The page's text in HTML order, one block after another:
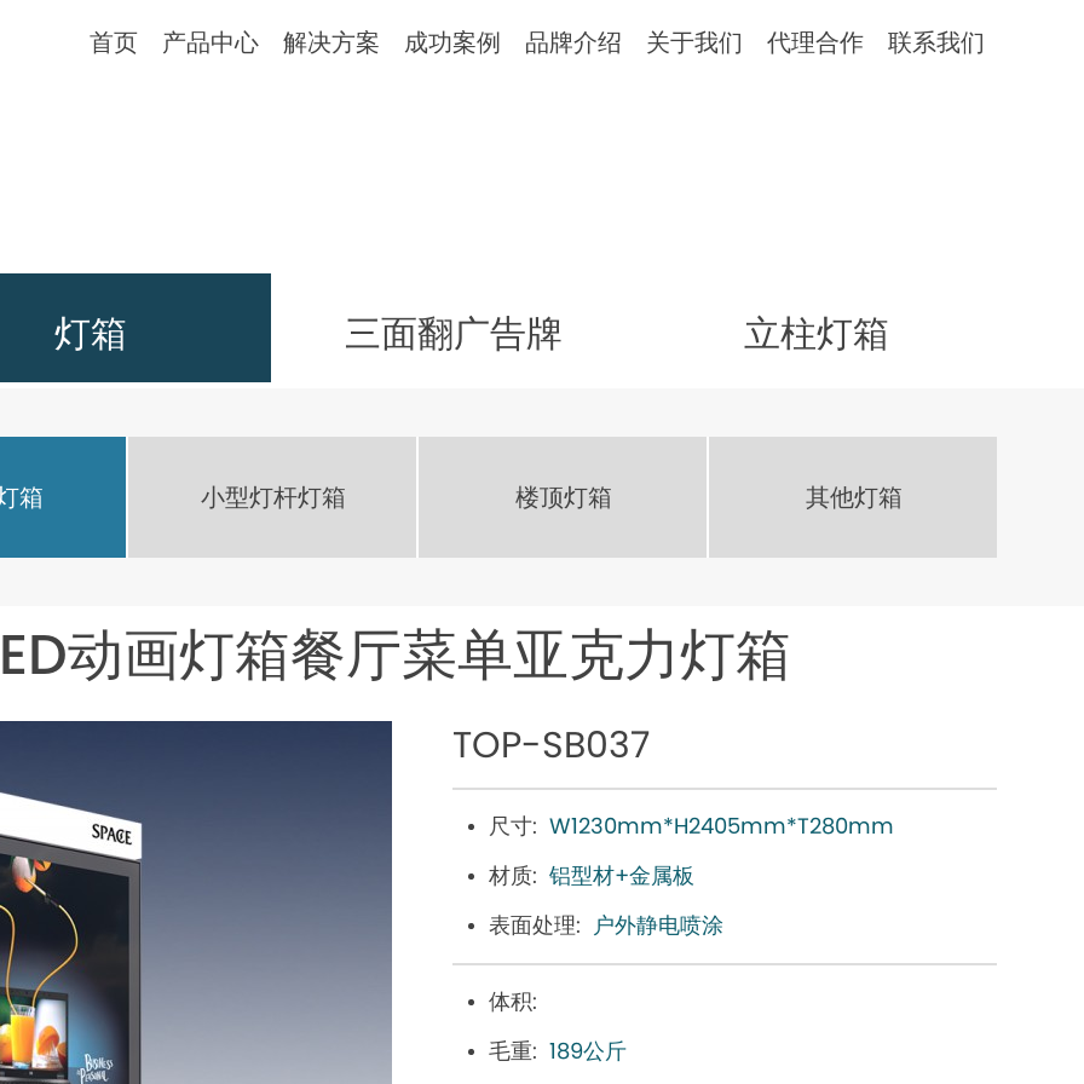
首页 产品中心 解决方案 成功案例 品牌介绍 关于我们 代理合作 联系我们
灯箱
箱 小型灯杆灯箱 楼顶灯箱 其他灯箱
三面翻广告牌 立柱灯箱
动画灯箱餐厅菜单亚克力灯箱
TOP-SB037
尺寸: W1230mm*H2405mm*T280mm
材质: 铝型材+金属板
表面处理: 户外静电喷涂
体积:
毛重: 189公斤